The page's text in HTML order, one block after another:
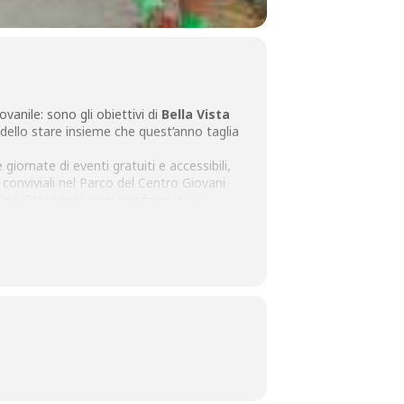
sono gli obiettivi di Bella Vista
stare insieme che quest’anno taglia
di eventi gratuiti e accessibili,
nel Parco del Centro Giovani
disponibili i ticket per partecipare,
il festival si conferma